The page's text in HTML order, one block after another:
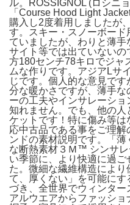
ル。ROSSIGNOL (ロシニ
「Course Hood Light
購入し2度着用しましたが
す。スキー・スノーボー
ていましたが、わりと薄
サイト等では出ていない
方180センチ78キロでジャ
ムな作りです。アジアLサ
じです。個人的な意見で
分な暖かさですが、薄手
ーの工夫やインサレーシ
知れません。でも、他の
ケットです！特に傷み等
応中古品である事をご理
ンドの素材説明です。「
な断熱素材３Ｍ™ シンサ
い季節に、より快適に過
た。微細な繊維構造により
て、厚くない」を可能に
づき、全世界でウィンター
アルウエアからファッショ